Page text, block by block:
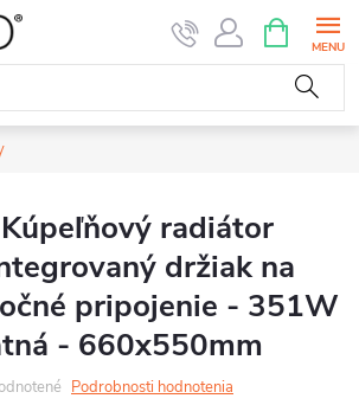
KOŠÍK
radiátor
držiak na
pripojenie - 351W
- 660x550mm
Podrobnosti hodnotenia